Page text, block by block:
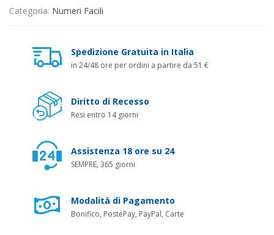
Categoria: Numeri Facili
Spedizione Gratuita in Italia
in 24/48 ore per ordini a partire da 51 €
Diritto di Recesso
Resi entro 14 giorni
Assistenza 18 ore su 24
SEMPRE, 365 giorni
Modalità di Pagamento
Bonifico, PostePay, PayPal, Carte